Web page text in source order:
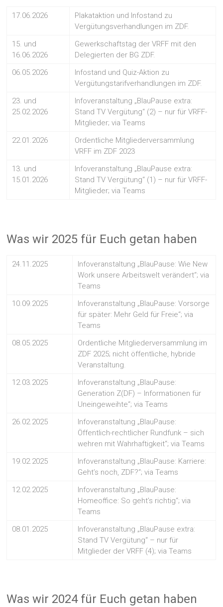
17.06.2026
Plakataktion und Infostand zu
Vergütungsverhandlungen im ZDF.
15. und
16.06.2026
Gewerkschaftstag der VRFF mit den
Delegierten der BG ZDF.
06.05.2026
Infostand und Quiz-Aktion zu
Vergütungstarifverhandlungen im ZDF.
23. und
25.02.2026
Infoveranstaltung „BlauPause extra:
Stand TV Vergütung“ (2) – nur für VRFF-
Mitglieder; via Teams
22.01.2026
Ordentliche Mitgliederversammlung
VRFF im ZDF 2023
13. und
15.01.2026
Infoveranstaltung „BlauPause extra:
Stand TV Vergütung“ (1) – nur für VRFF-
Mitglieder; via Teams
Was wir 2025 für Euch getan haben
24.11.2025
Infoveranstaltung „BlauPause: Wie New
Work unsere Arbeitswelt verändert“; via
Teams
10.09.2025
Infoveranstaltung „BlauPause: Vorsorge
für später: Mehr Geld für Freie“; via
Teams
08.05.2025
Ordentliche Mitgliederversammlung im
ZDF 2025; nicht öffentliche, hybride
Veranstaltung.
12.03.2025
Infoveranstaltung „BlauPause:
Generation Z(DF) – Informationen für
Uneingeweihte“; via Teams
26.02.2025
Infoveranstaltung „BlauPause:
Öffentlich-rechtlicher Rundfunk – sich
wehren mit Wahrhaftigkeit“; via Teams
19.02.2025
Infoveranstaltung „BlauPause: Karriere:
Geht’s noch, ZDF?“; via Teams
12.02.2025
Infoveranstaltung „BlauPause:
Homeoffice: So geht’s richtig“; via
Teams
08.01.2025
Infoveranstaltung „BlauPause extra:
Stand TV Vergütung“ – nur für
Mitglieder der VRFF (4); via Teams
Was wir 2024 für Euch getan haben